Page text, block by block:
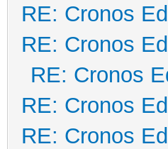
RE: Cronos
RE: Cronos
RE: Cronos
RE: Cronos
RE: Cronos